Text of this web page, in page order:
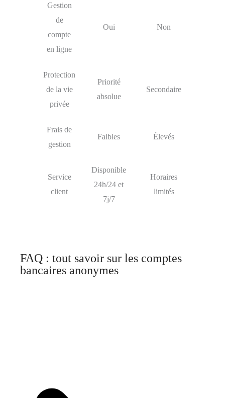
Gestion
de
compte
en ligne
Oui Non
Protection
de la vie
privée
Priorité
absolue
Secondaire
Frais de
gestion
Faibles Élevés
Service
client
Disponible
24h/24 et
7j/7
Horaires
limités
FAQ : tout savoir sur les comptes
bancaires anonymes